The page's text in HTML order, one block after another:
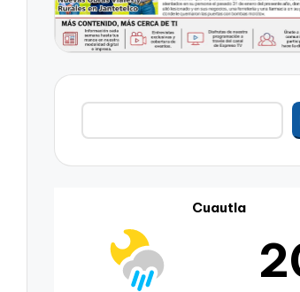
Buscar
Cuautla